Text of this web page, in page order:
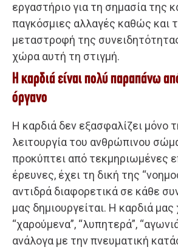
εργαστήριο για τη σημασία της
παγκόσμιες αλλαγές καθώς και
μεταστροφή της
χώρα αυτή τη στιγμή.
Η καρδιά είναι πολύ παραπάνω
όργανο
Η καρδιά δεν εξασφαλίζει μόνο
λειτουργία του ανθρώπινου
προκύπτει από τεκμηριωμένες
έρευνες, έχει τη δική της
αντιδρά διαφορετικά σε κάθε
μας δημιουργείται. Η καρδιά μας
“χαρούμενα”, “λυπητερά”,
ανάλογα με την πνευματική